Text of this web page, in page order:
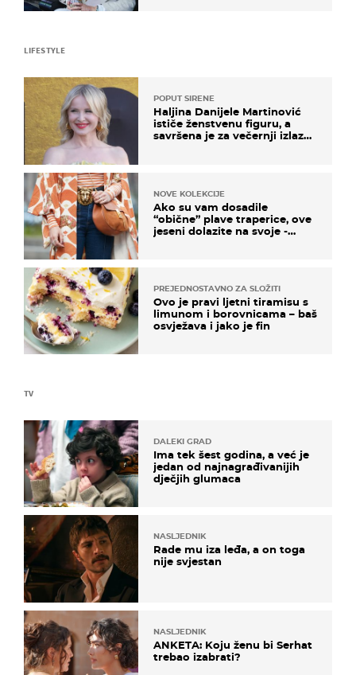
TV
DALEKI GRAD
Ima tek šest godina, a već je
jedan od najnagrađivanijih
dječjih glumaca
NASLJEDNIK
Rade mu iza leđa, a on toga
nije svjestan
NASLJEDNIK
ANKETA: Koju ženu bi Serhat
trebao izabrati?
LIFESTYLE
POPUT SIRENE
Haljina Danijele Martinović
ističe ženstvenu figuru, a
savršena je za večernji izlazak
NOVE KOLEKCIJE
Ako su vam dosadile
“obične” plave traperice, ove
jeseni dolazite na svoje -
PREJEDNOSTAVNO ZA SLOŽITI
Ovo je pravi ljetni tiramisu s
limunom i borovnicama – baš
osvježava i jako je fin